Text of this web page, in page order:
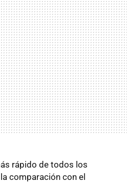
rápido de todos los
comparación con el